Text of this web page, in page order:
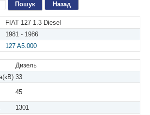
Назад
FIAT 127 1.3 Diesel
1981 - 1986
127 A5.000
Дизель
33
45
1301